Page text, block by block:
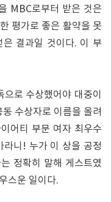
MBC로부터 받은 것은
평가로 좋은 활약을 못
결과일 것이다. 이 부
로 수상했어야 대중이
수상자로 이름을 올려
어티 부문 여자 최우수
라니! 누가 이 상을 공정
정확히 말해 게스트였
스운 일이다.